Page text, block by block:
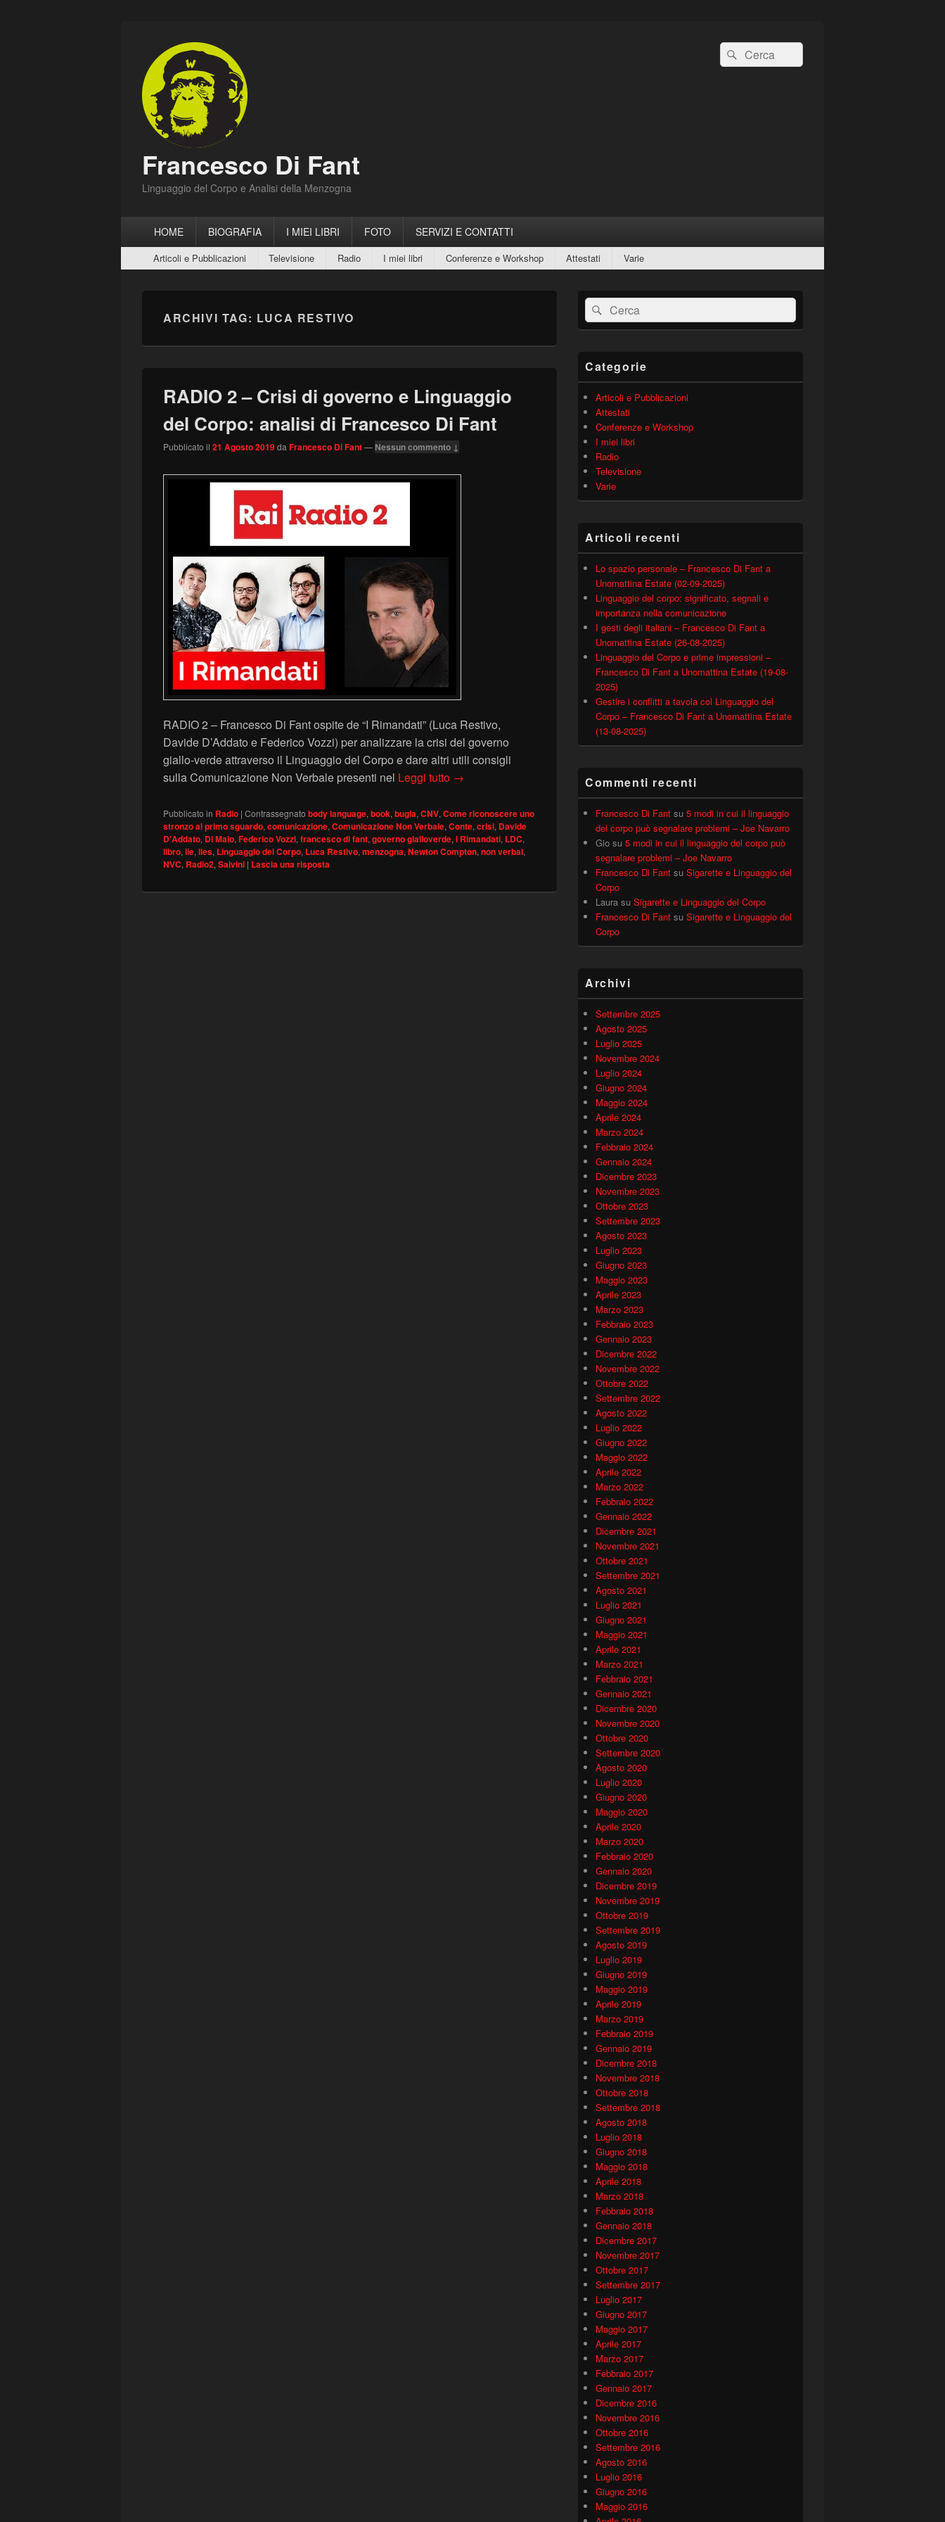
Francesco Di Fant
Linguaggio del Corpo e Analisi della Menzogna
Cerca:Cerca
principaleHOME BIOGRAFIA I MIEI LIBRI FOTO SERVIZI E CONTATTI
secondario
Articoli e Pubblicazioni Televisione Radio I miei libri Conferenze e Workshop Attestati Varie
ARCHIVI TAG: LUCA RESTIVO
RADIO 2 – Crisi di governo e Linguaggio
del Corpo: analisi di Francesco Di Fant
Pubblicato il 21 Agosto 2019da Francesco Di Fant— Nessun commento ↓
RADIO 2 – Francesco Di Fant ospite de “I Rimandati” (Luca Restivo,
Davide D’Addato e Federico Vozzi) per analizzare la crisi del governo
giallo-verde attraverso il Linguaggio del Corpo e dare altri utili consigli
sulla Comunicazione Non Verbale presenti nel Leggi tutto RADIO 2 – Crisi di governo e Linguaggio del Corpo: analisi di Francesco Di Fant
→
Pubblicato in Radio | Contrassegnato body language,book,bugia,CNV,Come riconoscere uno
stronzo al primo sguardo,comunicazione,Comunicazione Non Verbale,Conte,crisi, Davide
D'Addato, Di Maio,Federico Vozzi,francesco di fant,governo gialloverde,I Rimandati, LDC,
libro,lie,lies, Linguaggio del Corpo, Luca Restivo,menzogna,Newton Compton,non verbal,
NVC, Radio2,Salvini | Lascia una risposta
Area
widget
barra
laterale
Cerca:Cerca
Categorie
Articoli e Pubblicazioni
Attestati
Conferenze e Workshop
I miei libri
Radio
Televisione
Varie
Articoli recenti
Lo spazio personale – Francesco Di Fant a
Unomattina Estate (02-09-2025)
Linguaggio del corpo: significato, segnali e
importanza nella comunicazione
I gesti degli italiani – Francesco Di Fant a
Unomattina Estate (26-08-2025)
Linguaggio del Corpo e prime impressioni –
Francesco Di Fant a Unomattina Estate (19-08-
2025)
Gestire i conflitti a tavola col Linguaggio del
Corpo – Francesco Di Fant a Unomattina Estate
(13-08-2025)
Commenti recenti
Francesco Di Fant su 5 modi in cui il linguaggio
del corpo può segnalare problemi – Joe Navarro
Gio su 5 modi in cui il linguaggio del corpo può
segnalare problemi – Joe Navarro
Francesco Di Fant su Sigarette e Linguaggio del
Corpo
Laura su Sigarette e Linguaggio del Corpo
Francesco Di Fant su Sigarette e Linguaggio del
Corpo
Archivi
Settembre 2025
Agosto 2025
Luglio 2025
Novembre 2024
Luglio 2024
Giugno 2024
Maggio 2024
Aprile 2024
Marzo 2024
Febbraio 2024
Gennaio 2024
Dicembre 2023
Novembre 2023
Ottobre 2023
Settembre 2023
Agosto 2023
Luglio 2023
Giugno 2023
Maggio 2023
Aprile 2023
Marzo 2023
Febbraio 2023
Gennaio 2023
Dicembre 2022
Novembre 2022
Ottobre 2022
Settembre 2022
Agosto 2022
Luglio 2022
Giugno 2022
Maggio 2022
Aprile 2022
Marzo 2022
Febbraio 2022
Gennaio 2022
Dicembre 2021
Novembre 2021
Ottobre 2021
Settembre 2021
Agosto 2021
Luglio 2021
Giugno 2021
Maggio 2021
Aprile 2021
Marzo 2021
Febbraio 2021
Gennaio 2021
Dicembre 2020
Novembre 2020
Ottobre 2020
Settembre 2020
Agosto 2020
Luglio 2020
Giugno 2020
Maggio 2020
Aprile 2020
Marzo 2020
Febbraio 2020
Gennaio 2020
Dicembre 2019
Novembre 2019
Ottobre 2019
Settembre 2019
Agosto 2019
Luglio 2019
Giugno 2019
Maggio 2019
Aprile 2019
Marzo 2019
Febbraio 2019
Gennaio 2019
Dicembre 2018
Novembre 2018
Ottobre 2018
Settembre 2018
Agosto 2018
Luglio 2018
Giugno 2018
Maggio 2018
Aprile 2018
Marzo 2018
Febbraio 2018
Gennaio 2018
Dicembre 2017
Novembre 2017
Ottobre 2017
Settembre 2017
Luglio 2017
Giugno 2017
Maggio 2017
Aprile 2017
Marzo 2017
Febbraio 2017
Gennaio 2017
Dicembre 2016
Novembre 2016
Ottobre 2016
Settembre 2016
Agosto 2016
Luglio 2016
Giugno 2016
Maggio 2016